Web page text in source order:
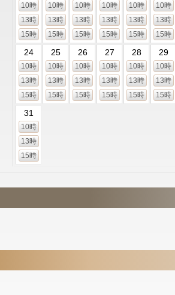
10時
13時
15時
10時
13時
15時
10時
13時
15時
10時
13時
15時
10時
13時
15時
10時
13時
15時
24
10時
13時
15時
25
10時
13時
15時
26
10時
13時
15時
27
10時
13時
15時
28
10時
13時
15時
29
10時
13時
15時
31
10時
13時
15時